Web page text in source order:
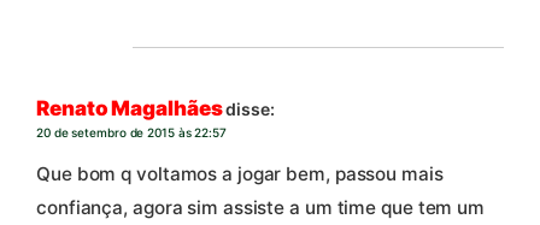
Renato Magalhãesdisse:
20 de setembro de 2015 às 22:57
Que bom q voltamos a jogar bem, passou mais
confiança, agora sim assiste a um time que tem um